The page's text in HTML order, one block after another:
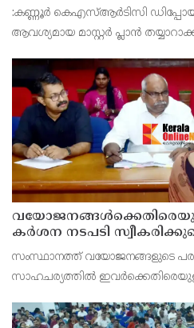
സമർപ്പിക്കും : ടി ഒ
:കണ്ണൂർ കെഎസ്ആർടിസി
ആവശ്യമായ മാസ്റ്റർ പ്ലാൻ
ഡിപ്പോയ്ക്ക് നാല് ഏക്കറിൽ
കർശന നടപടി
സംസ്ഥാനത്ത് വയോജനങ്ങളുടെ
സാഹചര്യത്തിൽ
കെ. സോമപ്രസാദ്.